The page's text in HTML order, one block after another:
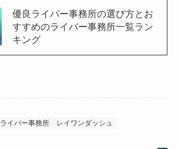
優良ライバー事務所の選び方とお
すすめのライバー事務所一覧ラン
キング
ライバー事務所 レイワンダッシュ